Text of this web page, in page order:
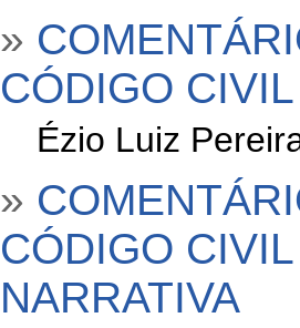
»
CÓDIGO
Ézio Luiz
»
CÓDIGO
NARRATIVA